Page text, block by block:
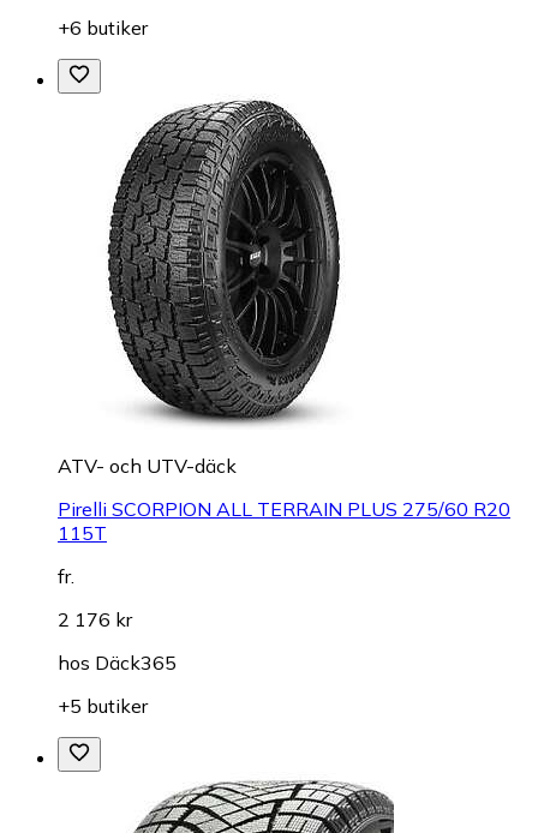
+6 butiker
ATV- och UTV-däck
Pirelli SCORPION ALL TERRAIN PLUS 275/60 R20
115T
fr.
2 176 kr
hos Däck365
+5 butiker